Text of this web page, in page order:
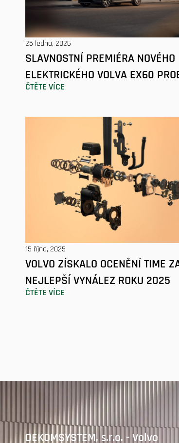
25 ledna, 2026
SLAVNOSTNÍ PREMIÉRA NOVÉHO
ELEKTRICKÉHO VOLVA EX60
VE STOCKHOLMU I V PRAZE
ČTĚTE VÍCE
15 října, 2025
VOLVO ZÍSKALO OCENĚNÍ TIME
NEJLEPŠÍ VYNÁLEZ ROKU 2025
ČTĚTE VÍCE
DEKOMSYSTEM, s.r.o. - Volvo